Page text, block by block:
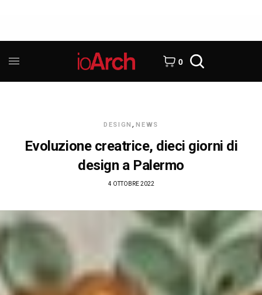
0
DESIGN , NEWS
Evoluzione creatrice, dieci giorni di
design a Palermo
4 OTTOBRE 2022